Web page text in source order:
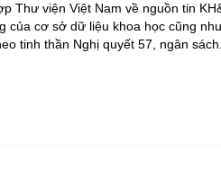
Thư viện Việt Nam về nguồn tin
của cơ sở dữ liệu khoa học cũng
tinh thần Nghị quyết 57, ngân